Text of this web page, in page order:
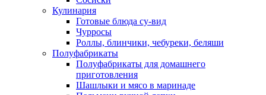
Кулинария
Готовые блюда су-вид
Чурросы
Роллы, блинчики, чебуреки, беляши
Полуфабрикаты
Полуфабрикаты для домашнего
приготовления
Шашлыки и мясо в маринаде